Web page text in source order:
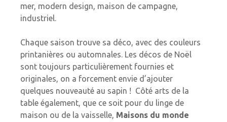
mer, modern design, maison de campagne,
industriel.
Chaque saison trouve sa déco, avec des couleurs
printanières ou automnales. Les décos de Noël
sont toujours particulièrement fournies et
originales, on a forcement envie d’ajouter
quelques nouveauté au sapin ! Côté arts de la
table également, que ce soit pour du linge de
maison ou de la vaisselle, Maisons du monde